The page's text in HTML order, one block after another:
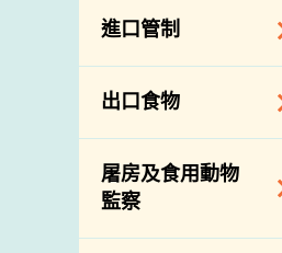
食物安全重點控制
系統
基因改造食物
資料
食物安全之風險評
估
食物安全專家委員
會
消費者聯繫小組
進口管制
食物進口商和食物
分銷商登記制度
絡內地有關當局
進口食物管制
出口食物
出口驗證
出口食物往內地
出口商及業界的消
屠房及食用動物
監察